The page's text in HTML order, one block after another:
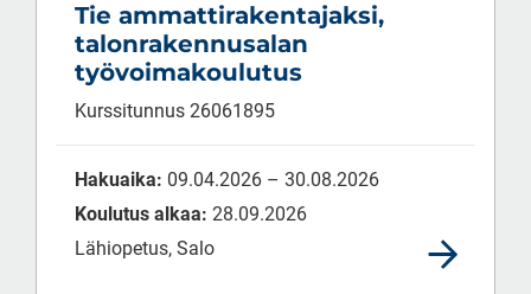
Tie ammattirakentajaksi,
talonrakennusalan
työvoimakoulutus
Kurssitunnus 26061895
Hakuaika: 09.04.2026 – 30.08.2026
Koulutus alkaa: 28.09.2026
Lähiopetus, Salo